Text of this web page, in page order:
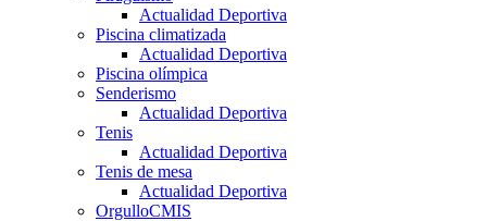
Actualidad Deportiva
Piscina climatizada
Actualidad Deportiva
Piscina olímpica
Senderismo
Actualidad Deportiva
Tenis
Actualidad Deportiva
Tenis de mesa
Actualidad Deportiva
OrgulloCMIS